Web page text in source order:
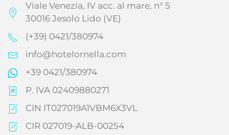
Viale Venezia, IV acc. al mare, n° 5
30016 Jesolo Lido (VE)
(+39) 0421/380974
info@hotelornella.com
+39 0421/380974
P. IVA 02409880271
CIN IT027019A1VBM6X3VL
CIR 027019-ALB-00254